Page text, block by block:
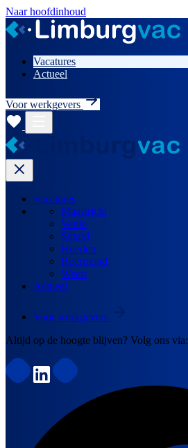
Naar hoofdinhoud
Vacatures
Actueel
Voor werkgevers
Vacatures
Maastricht
Venlo
Sittard
Heerlen
Roermond
Weert
Actueel
Voor werkgevers
Altijd op de hoogte blijven? Volg ons via: